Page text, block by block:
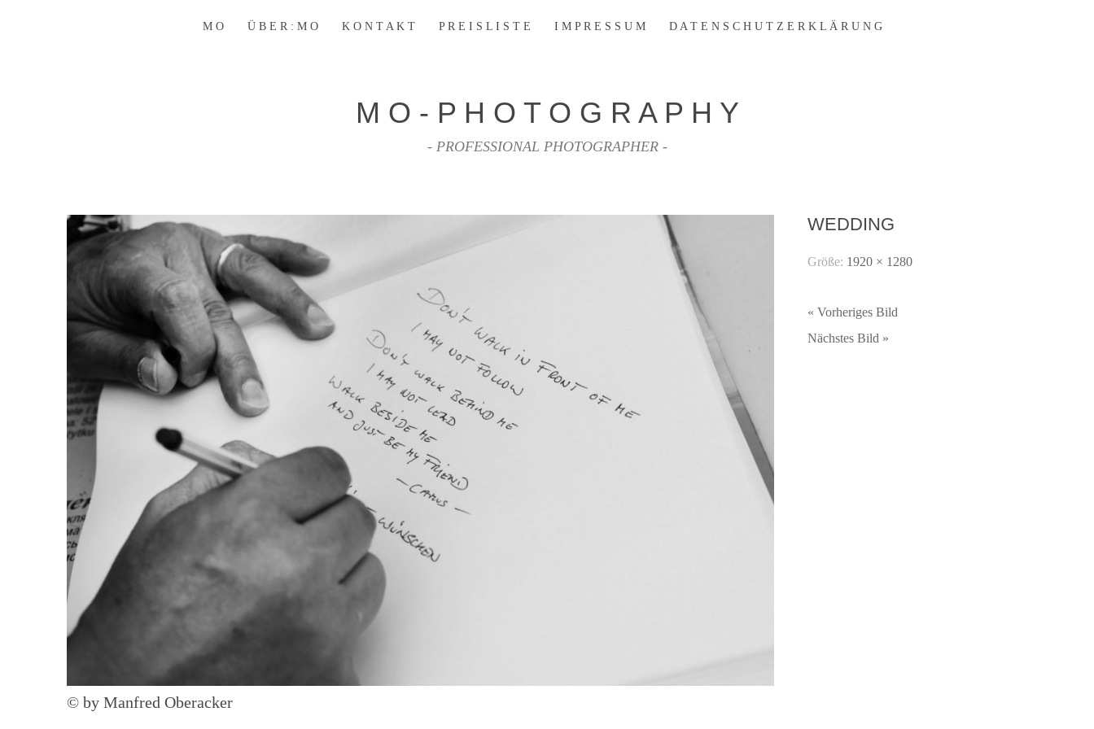
M O Ü B E R : M O K O N T A K T P R E I S L I S T E I M P R E S S U M D A T E N S C H U T Z E R K L Ä R U N G
M O - P H O T O G R A P H Y
- PROFESSIONAL PHOTOGRAPHER -
© by Manfred Oberacker
WEDDING
Größe: 1920 × 1280
« Vorheriges Bild
Nächstes Bild »